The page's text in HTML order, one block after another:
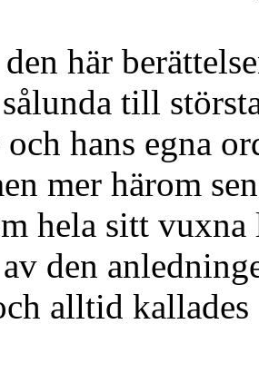
här
till
och hans egna
mer härom
hela sitt
den
alltid kallades